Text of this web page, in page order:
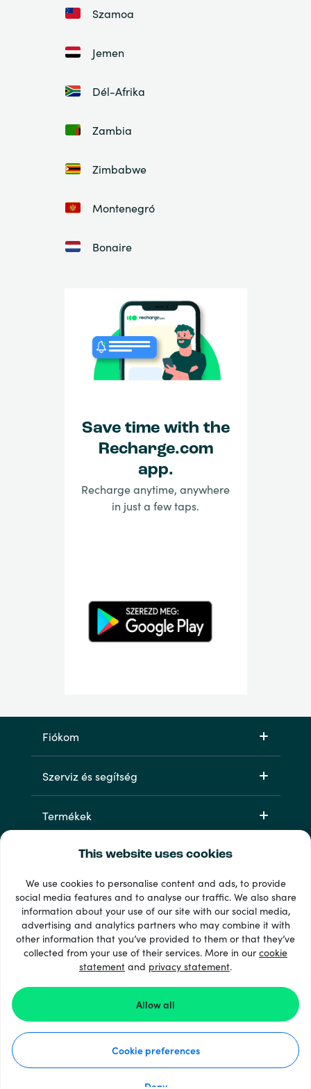
This website uses cookies
We use cookies to personalise content and ads, to provide
social media features and to analyse our traffic. We also share
information about your use of our site with our social media,
advertising and analytics partners who may combine it with
other information that you’ve provided to them or that they’ve
collected from your use of their services. More in ourcookie
statement and privacy statement.
Allow all
Cookie preferences
Deny
Szamoa
Jemen
Dél-Afrika
Zambia
Zimbabwe
Montenegró
Bonaire
Save time with the
Recharge.com
app.
Recharge anytime, anywhere
in just a few taps.
Fiókom
Szerviz és segítség
Termékek
33 + fizetési módok
Lásd mindet
© 2026 Recharge.com
Hogyan működik?
Adatvédelmi nyilatkozat